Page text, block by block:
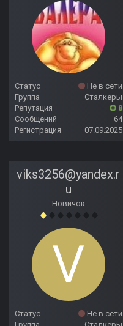
Статус
Не в сети
Группа
Сталкеры
Репутация
8
Сообщений
64
Регистрация
07.09.2025
viks3256@yandex.r
u
Новичок
Статус
Не в сети